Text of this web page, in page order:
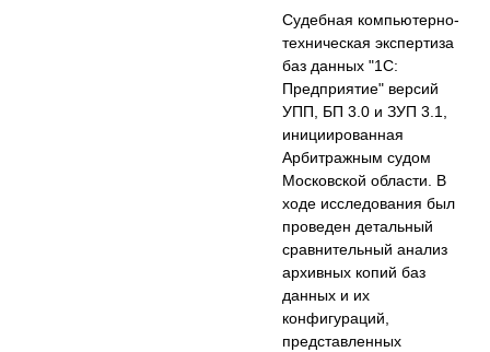
Судебная компьютерно-
техническая экспертиза
баз данных "1С:
Предприятие" версий
УПП, БП 3.0 и ЗУП 3.1,
инициированная
Арбитражным судом
Московской области. В
ходе исследования был
проведен детальный
сравнительный анализ
архивных копий баз
данных и их
конфигураций,
представленных